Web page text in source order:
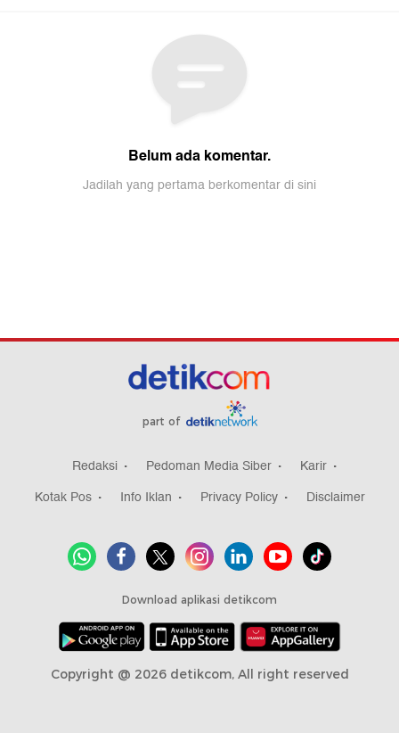
part of
Redaksi Pedoman Media Siber
Karir
Kotak Pos
Info Iklan Privacy Policy Disclaimer
Download aplikasi detikcom
Copyright @ 2026 detikcom, All right reserved